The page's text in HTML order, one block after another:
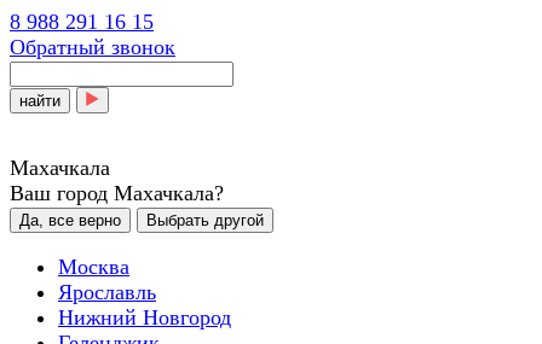
8 988 291 16 15
Обратный звонок
найти
Махачкала
Ваш город Махачкала?
Да, все верно Выбрать другой
Москва
Ярославль
Нижний Новгород